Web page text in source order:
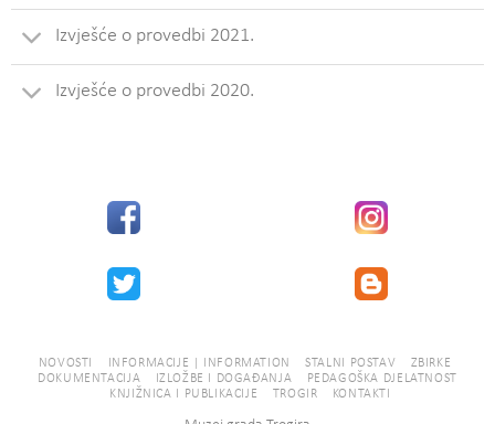
Izvješće o provedbi 2021.
Izvješće o provedbi 2020.
NOVOSTI INFORMACIJE | INFORMATION STALNI POSTAV
ZBIRKE
DOKUMENTACIJA
IZLOŽBE I DOGAĐANJA
PEDAGOŠKA DJELATNOST
KNJIŽNICA I PUBLIKACIJE
TROGIR KONTAKTI